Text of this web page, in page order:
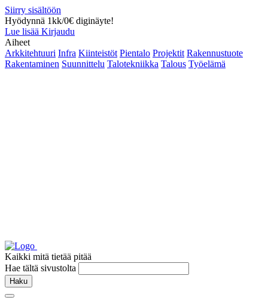
Siirry sisältöön
Hyödynnä 1kk/0€ diginäyte!
Lue lisää Kirjaudu
Aiheet
Arkkitehtuuri Infra Kiinteistöt Pientalo Projektit Rakennustuote
Rakentaminen Suunnittelu Talotekniikka Talous Työelämä
Kaikki mitä tietää pitää
Hae tältä sivustolta
Haku